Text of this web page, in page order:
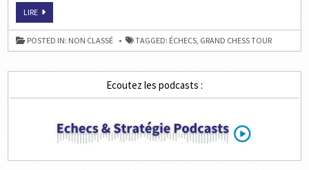
LIRELA
7
DU
GRAND
CHESS
2019
POSTED IN: NON CLASSÉ TAGGED: ÉCHECS GRAND CHESS TOUR
Ecoutez les podcasts :